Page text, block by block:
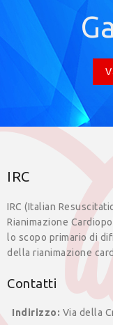
IRC
IRC (Italian
Rianimazione
lo scopo primario di
della rianimazione
Contatti
Indirizzo: Via della